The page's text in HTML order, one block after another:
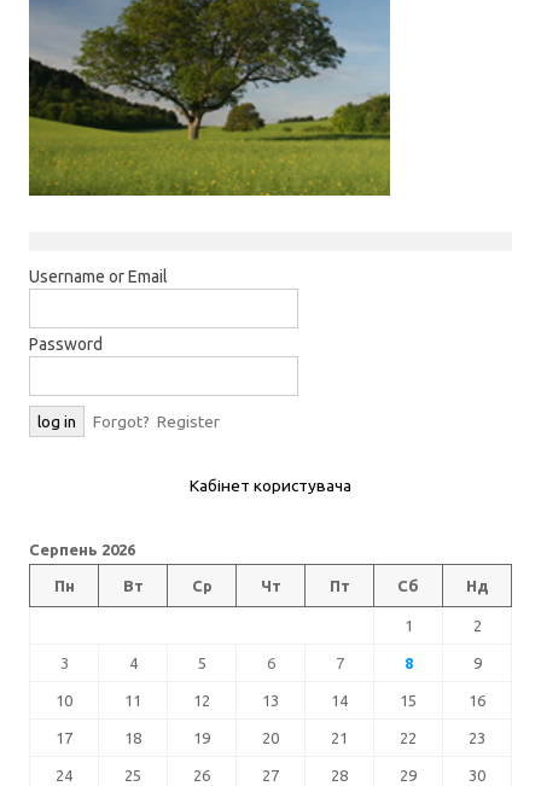
Username or Email
Password
Forgot? Register
Кабінет користувача
Серпень 2026
Пн Вт Ср Чт Пт Сб Нд
1 2
3 4 5 6 7 8 9
10 11 12 13 14 15 16
17 18 19 20 21 22 23
24 25 26 27 28 29 30